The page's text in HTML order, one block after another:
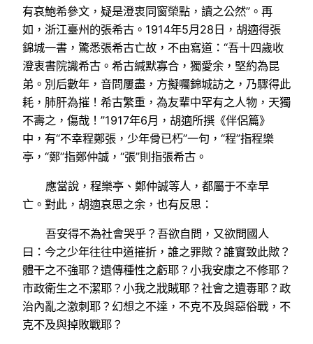
有哀鮑希參文，疑是澄衷同窗榮點，讀之公然”。再
如，浙江臺州的張希古。1914年5月28日，胡適得張
錦城一書，驚悉張希古亡故，不由寫道：“吾十四歲收
澄衷書院識希古。希古緘默寡合，獨愛余，堅約為昆
弟。別后數年，音問屢盡，方擬囑錦城訪之，乃驟得此
耗，肺肝為摧！希古繁重，為友輩中罕有之人物，天獨
不壽之，傷哉！”1917年6月，胡適所撰《伴侶篇》
中，有“不幸程鄭張，少年骨已朽”一句，“程”指程樂
亭，“鄭”指鄭仲誠，“張”則指張希古。
應當說，程樂亭、鄭仲誠等人，都屬于不幸早
亡。對此，胡適哀思之余，也有反思：
吾安得不為社會哭乎？吾欲自問，又欲問國人
曰：今之少年往往中道摧折，誰之罪歟？誰實致此歟？
體干之不強耶？遺傳種性之虧耶？小我安康之不修耶？
市政衛生之不潔耶？小我之戕賊耶？社會之遺毒耶？政
治內亂之激刺耶？幻想之不達，不克不及與惡俗戰，不
克不及與掉敗戰耶？